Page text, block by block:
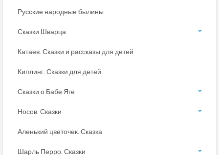
Русские народные былины
Сказки Шварца
Катаев. Сказки и рассказы для детей
Киплинг. Сказки для детей
Сказки о Бабе Яге
Носов. Сказки
Аленький цветочек. Сказка
Шарль Перро. Сказки